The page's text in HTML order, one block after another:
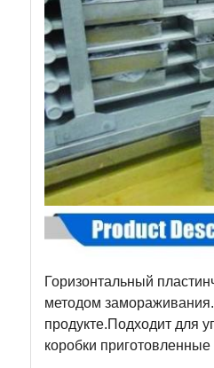
Горизонтальный
методом
продукте.Подходит для
коробки